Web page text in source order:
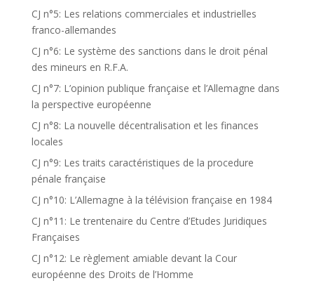
CJ n°5: Les relations commerciales et industrielles
franco-allemandes
CJ n°6: Le système des sanctions dans le droit pénal
des mineurs en R.F.A.
CJ n°7: L’opinion publique française et l’Allemagne dans
la perspective européenne
CJ n°8: La nouvelle décentralisation et les finances
locales
CJ n°9: Les traits caractéristiques de la procedure
pénale française
CJ n°10: L’Allemagne à la télévision française en 1984
CJ n°11: Le trentenaire du Centre d’Etudes Juridiques
Françaises
CJ n°12: Le règlement amiable devant la Cour
européenne des Droits de l’Homme